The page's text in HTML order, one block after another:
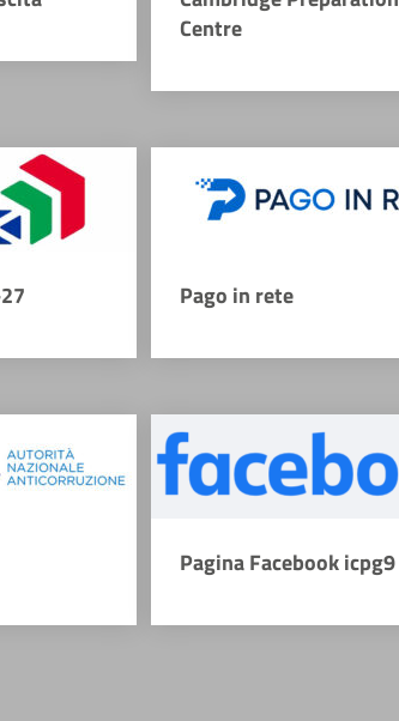
Centre
Pago in rete
Pagina Facebook icpg9